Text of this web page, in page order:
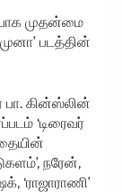
முதன்மை
படத்தின்
பா. கின்ஸ்லின்
‘டிரைவர்
நரேன்,
‘ராஜாராணி’